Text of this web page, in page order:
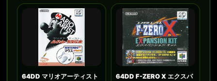
64DD マリオアーティスト
64DD F-ZERO X エクスパ